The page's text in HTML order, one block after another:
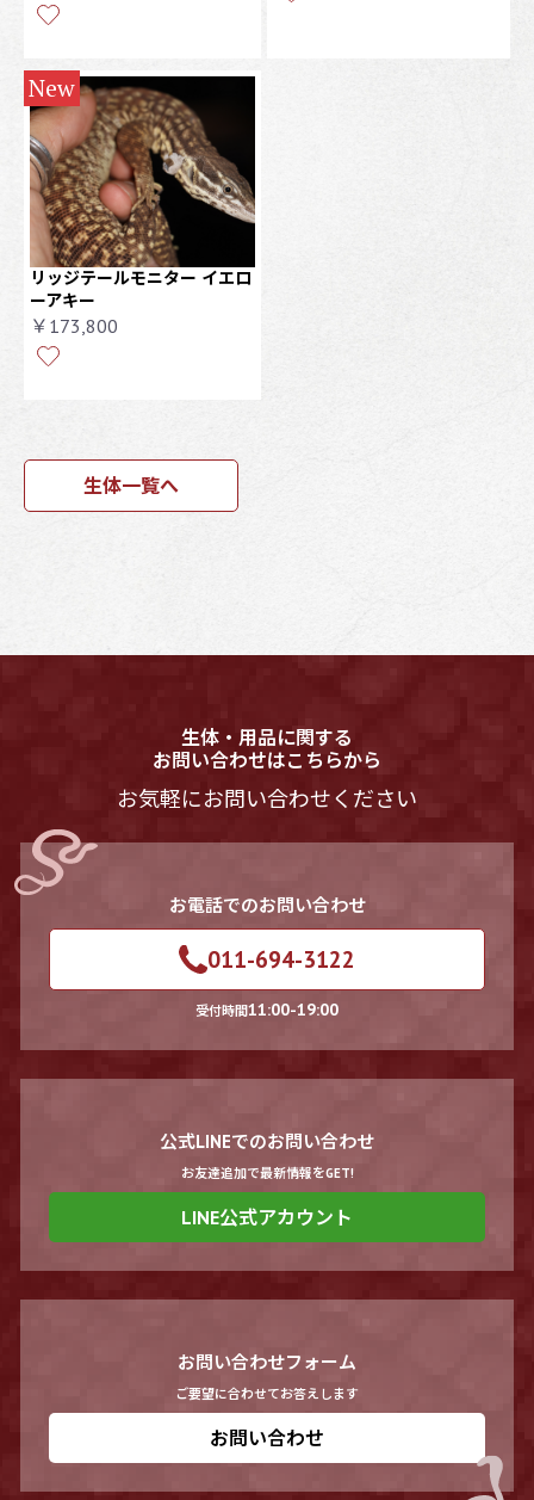
New
リッジテールモニター イエロ
ーアキー
￥173,800
生体一覧へ
生体・用品に関する
お問い合わせはこちらから
お気軽にお問い合わせください
お電話でのお問い合わせ
011-694-3122
受付時間11:00-19:00
公式LINEでのお問い合わせ
お友達追加で最新情報をGET!
LINE公式アカウント
お問い合わせフォーム
ご要望に合わせてお答えします
お問い合わせ